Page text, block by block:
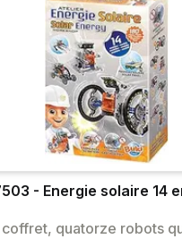
- Energie solaire 14
coffret, quatorze robots